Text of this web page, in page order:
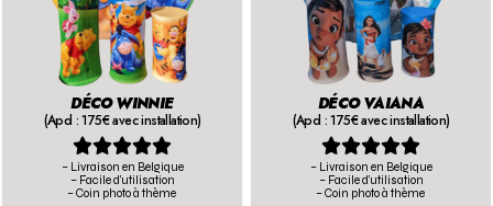
DÉCO WINNIE
(Apd : 175€ avec installation)

– Livraison en Belgique
– Facile d’utilisation
– Coin photo à thème
DÉCO VAIANA
(Apd : 175€ avec installation)

– Livraison en Belgique
– Facile d’utilisation
– Coin photo à thème